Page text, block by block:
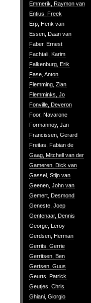
Emmerik, Raymon van
Entius, Freek
Erp, Henk van
Essen, Daan van
Faber, Ernest
Fachtali, Karim
Falkenburg, Erik
Fase, Anton
Flemming, Zian
Flemminks, Jo
Fonville, Deveron
Foor, Navarone
Formannoy, Jan
Francissen, Gerard
Freitas, Fabian de
Gaag, Mitchell van der
Gameren, Dick van
Gassel, Stijn van
Geenen, John van
Gemert, Desmond
Geneste, Joep
Gentenaar, Dennis
George, Leroy
Gerdsen, Herman
Gerrits, Gerrie
Gerritsen, Ben
Gertsen, Guus
Geurts, Patrick
Geutjes, Chris
Ghiani, Giorgio